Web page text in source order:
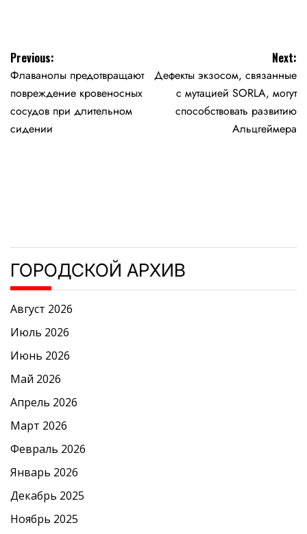
Навигация
по
записям
Previous:
Флаванолы предотвращают
повреждение кровеносных
сосудов при длительном
сидении
Next:
Дефекты экзосом, связанные
с мутацией SORLA, могут
способствовать развитию
Альцгеймера
ГОРОДСКОЙ АРХИВ
Август 2026
Июль 2026
Июнь 2026
Май 2026
Апрель 2026
Март 2026
Февраль 2026
Январь 2026
Декабрь 2025
Ноябрь 2025